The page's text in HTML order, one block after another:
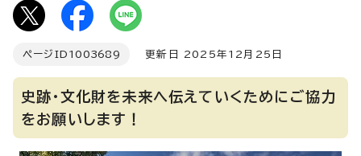
ページID 1003689 更新日 2025年12月25日
史跡・文化財を未来へ伝えていくためにご協力
をお願いします！